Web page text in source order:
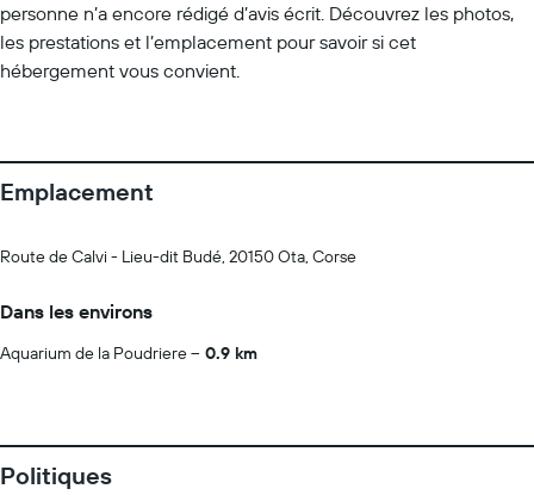
personne n’a encore rédigé d’avis écrit. Découvrez les photos,
les prestations et l’emplacement pour savoir si cet
hébergement vous convient.
Emplacement
Route de Calvi - Lieu-dit Budé, 20150 Ota, Corse
Dans les environs
Aquarium de la Poudriere 0.9 km
Politiques